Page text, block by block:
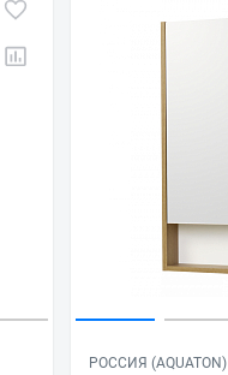
РОССИЯ (AQUATON)